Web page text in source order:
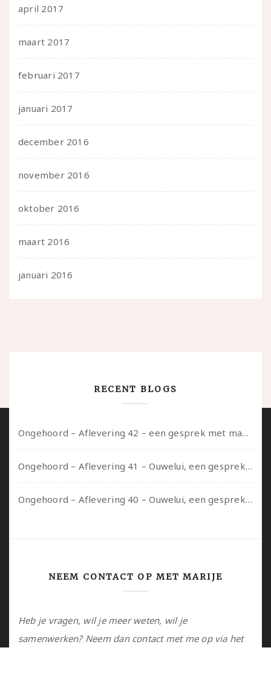
april 2017
maart 2017
februari 2017
januari 2017
december 2016
november 2016
oktober 2016
maart 2016
januari 2016
RECENT BLOGS
Ongehoord – Aflevering 42 – een gesprek met marijn over seksueel opbloeien, het ouderschap uitvinden en verschillende leeftijden in je mee dragen
Ongehoord – Aflevering 41 – Ouwelui, een gesprek met Marcelle over polyamorie op latere leeftijd, (mantel)zorg voor je partners en seksueel plezier.
Ongehoord – Aflevering 40 – Ouwelui, een gesprek met Sadie Lune over vormende relaties en de geschiedenis van de queer pornobeweging
NEEM CONTACT OP MET MARIJE
Heb je vragen, wil je meer weten, wil je
samenwerken? Neem dan contact met me op via het